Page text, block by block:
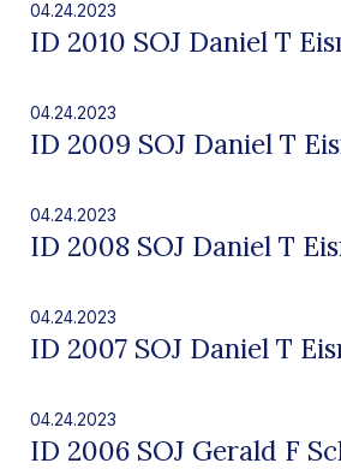
04.24.2023
ID 2010 SOJ Daniel T
04.24.2023
ID 2009 SOJ Daniel T
04.24.2023
ID 2008 SOJ Daniel T
04.24.2023
ID 2007 SOJ Daniel T
04.24.2023
ID 2006 SOJ Gerald F